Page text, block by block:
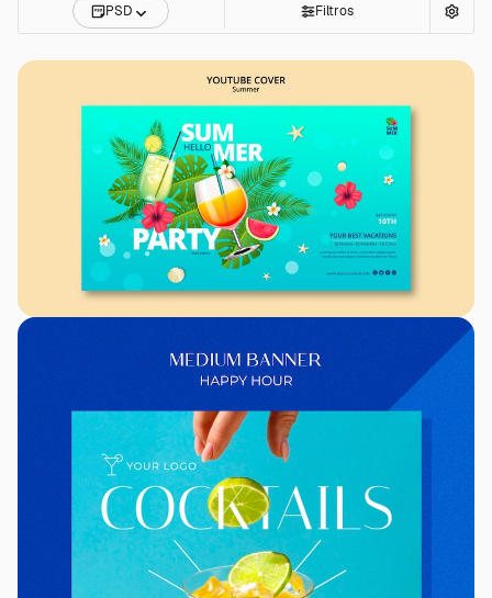
PSD Filtros